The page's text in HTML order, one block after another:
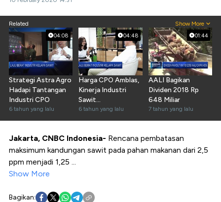
Related Show More
04:08
Strategi Astra Agro
Hadapi Tantangan
Industri CPO
6 tahun yang lalu
04:48
Harga CPO Amblas,
Kinerja Industri
Sawit
Mengkhawatirkan
6 tahun yang lalu
01:44
AALI Bagikan
Dividen 2018 Rp
648 Miliar
7 tahun yang lalu
Jakarta, CNBC Indonesia- Rencana pembatasan
maksimum kandungan sawit pada pahan makanan dari 2,5
ppm menjadi 1,25 ...
Show More
Bagikan: